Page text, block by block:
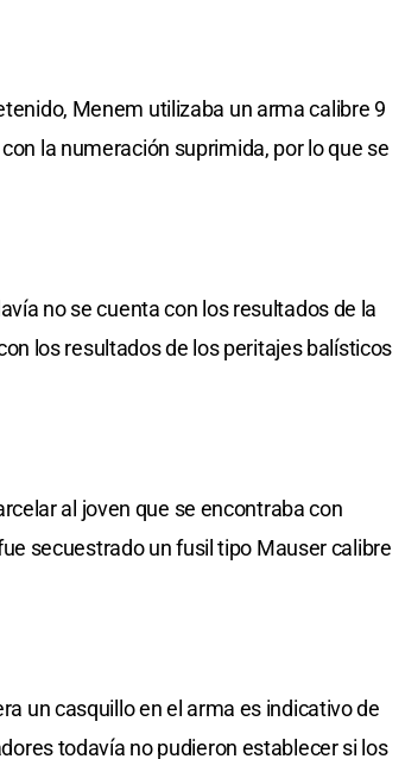
Menem utilizaba un arma calibre 9
la numeración suprimida, por lo que se
no se cuenta con los resultados de la
los resultados de los peritajes balísticos
al joven que se encontraba con
secuestrado un fusil tipo Mauser calibre
un casquillo en el arma es indicativo de
todavía no pudieron establecer si los